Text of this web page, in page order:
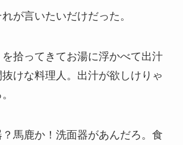
が言いたいだけだった。
拾ってきてお湯に浮かべて出汁
けな料理人。出汁が欲しけりゃ
馬鹿か！洗面器があんだろ。食